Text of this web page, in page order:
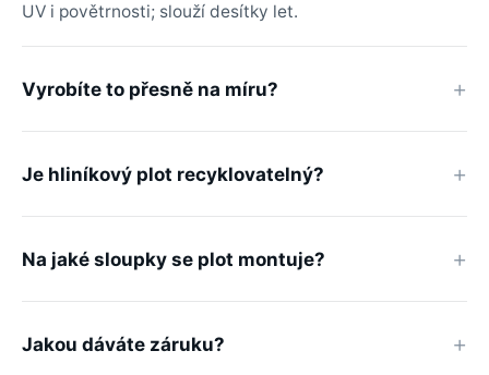
UV i povětrnosti; slouží desítky let.
Vyrobíte to přesně na míru?
Je hliníkový plot recyklovatelný?
Na jaké sloupky se plot montuje?
Jakou dáváte záruku?